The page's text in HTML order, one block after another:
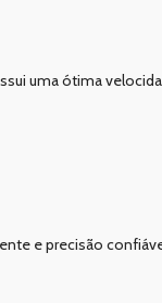
uma ótima
e precisão